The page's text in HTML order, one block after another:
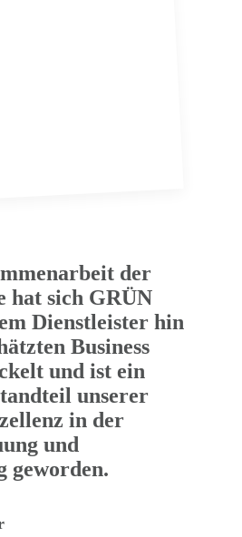
der
hat sich GRÜN
Dienstleister hin
Business
und ist ein
unserer
in der
und
geworden.